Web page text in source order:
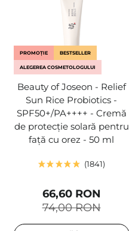
PROMOȚIE BESTSELLER
ALEGEREA COSMETOLOGULUI
Beauty of Joseon - Relief
Sun Rice Probiotics -
SPF50+/PA++++ - Cremă
de protecție solară pentru
față cu orez - 50 ml
1841
74,00 RON
66,60 RON